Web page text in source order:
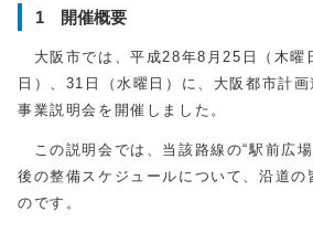
1 開催概要
大阪市では、平成28年8月25日（木曜
日）、31日（水曜日）に、大阪都市計
事業説明会を開催しました。
この説明会では、当該路線の“駅前広
後の整備スケジュールについて、沿道の
のです。